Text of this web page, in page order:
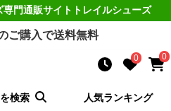
専門通販サイト トレイルシューズ
ご購入で送料無料
0 0
検索 人気ランキング